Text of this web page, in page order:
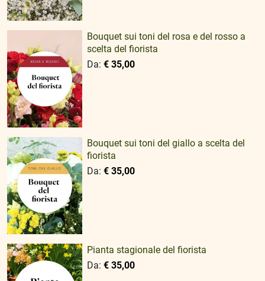
Bouquet sui toni del rosa e del rosso a
scelta del fiorista
Da:€ 35,00
Bouquet sui toni del giallo a scelta del
fiorista
Da:€ 35,00
Pianta stagionale del fiorista
Da:€ 35,00